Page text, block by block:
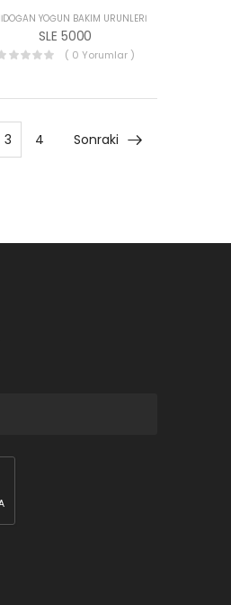
YOĞUN BAKIM ÜRÜNLERI
SLE 5000
( 0 Yorumlar )
3 4 Sonraki